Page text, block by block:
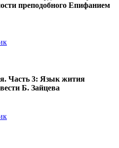
преподобного Епифанием
Часть 3: Язык жития
Б. Зайцева